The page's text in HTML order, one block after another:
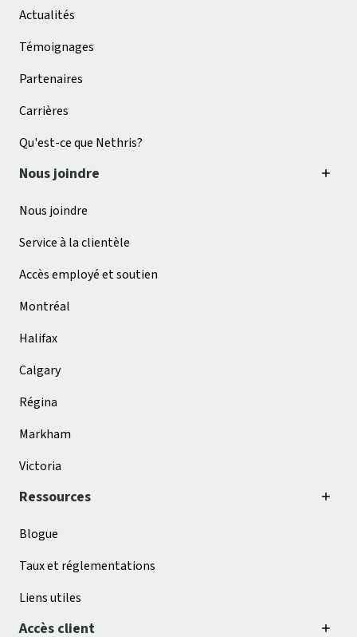
Actualités
Témoignages
Partenaires
Carrières
Qu'est-ce que Nethris?
Nous joindre
Nous joindre
Service à la clientèle
Accès employé et soutien
Montréal
Halifax
Calgary
Régina
Markham
Victoria
Ressources
Blogue
Taux et réglementations
Liens utiles
Accès client